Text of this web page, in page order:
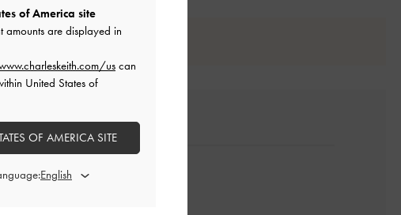
of America site
amounts are displayed in
uscan
United States of
OF AMERICA SITE